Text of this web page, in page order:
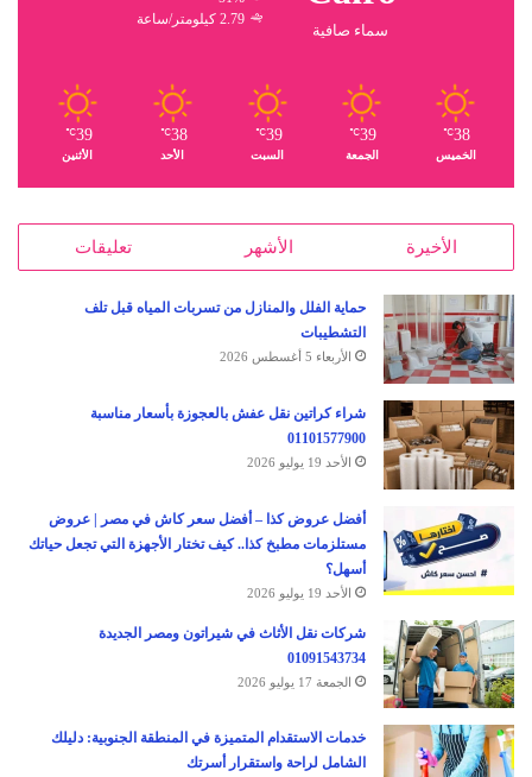
سماء صافية
2.79 كيلومتر/ساعة
38
℃
الخميس
39
℃
الجمعة
39
℃
السبت
38
℃
الأحد
39
℃
الأثنين
الأخيرة الأشهر تعليقات
حماية الفلل والمنازل من تسربات المياه قبل تلف
التشطيبات
الأربعاء 5 أغسطس 2026
شراء كراتين نقل عفش بالعجوزة بأسعار مناسبة
01101577900
الأحد 19 يوليو 2026
أفضل عروض كذا – أفضل سعر كاش في مصر | عروض
مستلزمات مطبخ كذا.. كيف تختار الأجهزة التي تجعل حياتك
أسهل؟
الأحد 19 يوليو 2026
شركات نقل الأثاث في شيراتون ومصر الجديدة
01091543734
الجمعة 17 يوليو 2026
خدمات الاستقدام المتميزة في المنطقة الجنوبية: دليلك
الشامل لراحة واستقرار أسرتك